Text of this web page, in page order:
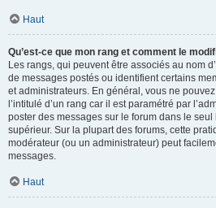
Haut
Qu’est-ce que mon rang et comment le
Les rangs, qui peuvent être associés au nom
de messages postés ou identifient certains
et administrateurs. En général, vous ne
l’intitulé d’un rang car il est paramétré par
poster des messages sur le forum dans le
supérieur. Sur la plupart des forums, cette
modérateur (ou un administrateur) peut
messages.
Haut